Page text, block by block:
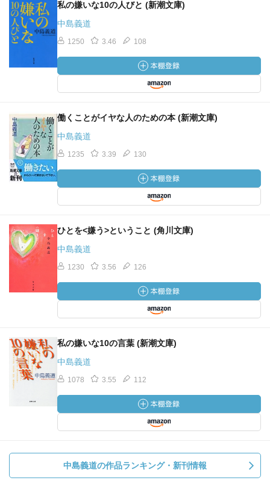
私の嫌いな10の人びと (新潮文庫)
中島義道
1250 3.46 108
働くことがイヤな人のための本 (新潮文庫)
中島義道
1235 3.39 130
ひとを<嫌う>ということ (角川文庫)
中島義道
1230 3.56 126
私の嫌いな10の言葉 (新潮文庫)
中島義道
1078 3.55 112
中島義道の作品ランキング・新刊情報